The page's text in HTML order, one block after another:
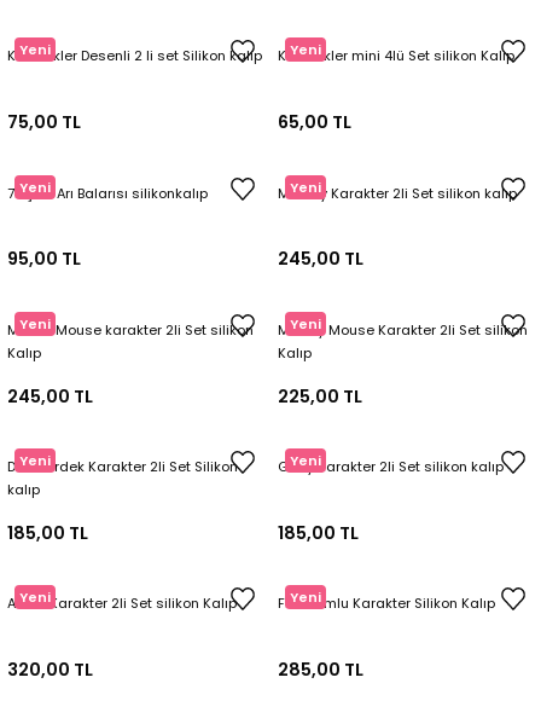
Mum Kabı & Mumluk Silikon Kalıpları
Pano, Tabanlık Silikon Kalıpları
Yeni
Kelebekler Desenli 2 li set Silikon kalıp
75,00 TL
Yeni
Kelebekler mini 4lü Set silikon Kalıp
65,00 TL
Yeni
7li Şirin Arı Balarısı silikonkalıp
95,00 TL
Yeni
Melody Karakter 2li Set silikon kalıp
245,00 TL
Yeni
Minnie Mouse karakter 2li Set silikon
Kalıp
245,00 TL
Yeni
Mickey Mouse Karakter 2li Set silikon
Kalıp
225,00 TL
Yeni
Duck Ördek Karakter 2li Set Silikon
kalıp
185,00 TL
Yeni
Goffy Karakter 2li Set silikon kalıp
185,00 TL
Yeni
Aslan Karakter 2li Set silikon Kalıp
320,00 TL
Yeni
Fil Tulumlu Karakter Silikon Kalıp
285,00 TL